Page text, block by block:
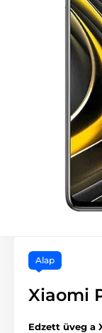
Alap
Xiaomi
Edzett üveg a